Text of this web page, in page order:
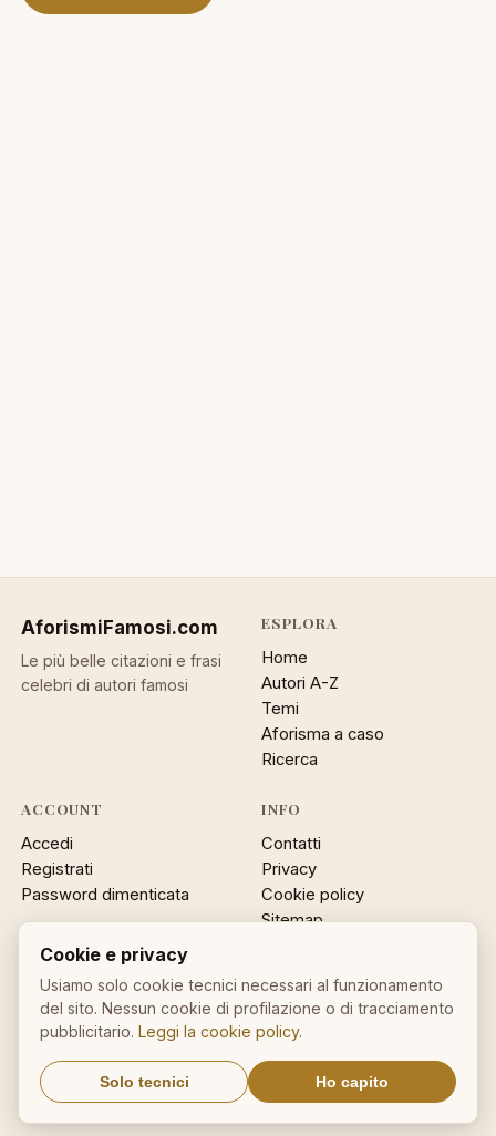
AforismiFamosi.com
Le più belle citazioni e frasi
celebri di autori famosi
ESPLORA
Home
Autori A-Z
Temi
Aforisma a caso
Ricerca
ACCOUNT
Accedi
Registrati
Password dimenticata
INFO
Contatti
Privacy
Cookie policy
Sitemap
NEWSLETTER
Un aforisma nella tua email
Nessuno spam. Cancellati con
un click.
Cookie e privacy
Usiamo solo cookie tecnici necessari al funzionamento
del sito. Nessun cookie di profilazione o di tracciamento
pubblicitario.Leggi la cookie policy.
Solo tecnici Ho capito